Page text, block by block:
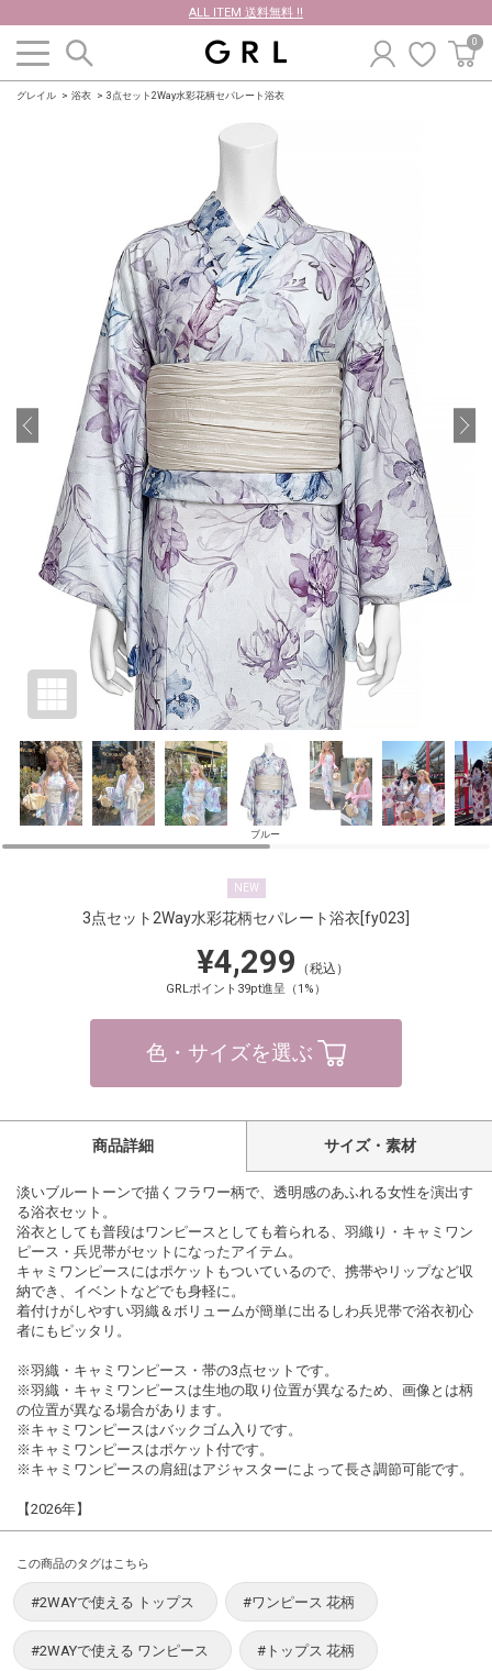
ALL ITEM 送料無料 !!
0
グレイル 浴衣 3点セット2Way水彩花柄セパレート浴衣
ブルー
NEW
3点セット2Way水彩花柄セパレート浴衣[fy023]
¥4,299 （税込）
GRLポイント39pt進呈（1%）
色・サイズを選ぶ
商品詳細 サイズ・素材
淡いブルートーンで描くフラワー柄で、透明感のあふれる女性を演出す
る浴衣セット。
浴衣としても普段はワンピースとしても着られる、羽織り・キャミワン
ピース・兵児帯がセットになったアイテム。
キャミワンピースにはポケットもついているので、携帯やリップなど収
納でき、イベントなどでも身軽に。
着付けがしやすい羽織＆ボリュームが簡単に出るしわ兵児帯で浴衣初心
者にもピッタリ。
※羽織・キャミワンピース・帯の3点セットです。
※羽織・キャミワンピースは生地の取り位置が異なるため、画像とは柄
の位置が異なる場合があります。
※キャミワンピースはバックゴム入りです。
※キャミワンピースはポケット付です。
※キャミワンピースの肩紐はアジャスターによって長さ調節可能です。
【2026年】
この商品のタグはこちら
#2WAYで使える トップス #ワンピース 花柄
#2WAYで使える ワンピース #トップス 花柄